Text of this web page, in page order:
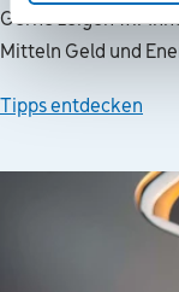
Gerne zeigen wir
Mitteln Geld und
Tipps entdecken